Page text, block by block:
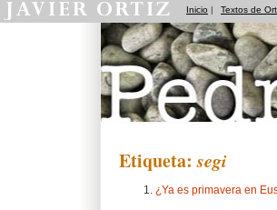
Inicio | Textos de
Etiqueta:segi
¿Ya es primavera en